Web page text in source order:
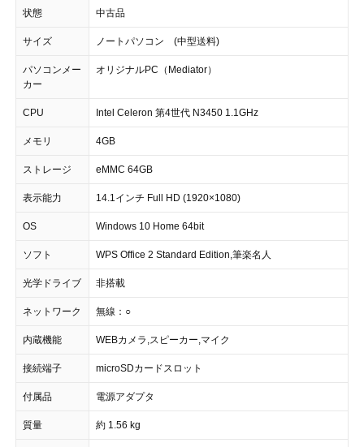
状態 中古品
サイズ ノートパソコン (中型送料)
パソコンメー
カー
オリジナルPC（Mediator）
CPU Intel Celeron 第4世代 N3450 1.1GHz
メモリ 4GB
ストレージ eMMC 64GB
表示能力 14.1インチ Full HD (1920×1080)
OS Windows 10 Home 64bit
ソフト WPS Office 2 Standard Edition,筆楽名人
光学ドライブ 非搭載
ネットワーク 無線：○
内蔵機能 WEBカメラ,スピーカー,マイク
接続端子 microSDカードスロット
付属品 電源アダプタ
質量 約 1.56 kg